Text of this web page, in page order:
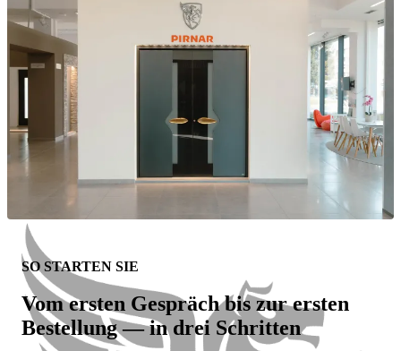
SO STARTEN SIE
Vom ersten Gespräch bis zur ersten
Bestellung — in drei Schritten